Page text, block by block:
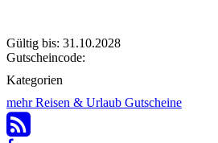
Gültig bis: 31.10.2028
Gutscheincode:
Kategorien
mehr Reisen & Urlaub Gutscheine